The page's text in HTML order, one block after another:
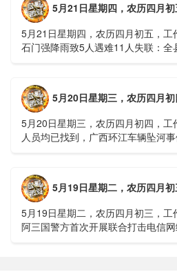
5月21日星期四，农历四月
5月21日星期四，农历四月初五，
石门强降雨致5人遇难11人失联：
5月20日星期三，农历四月
5月20日星期三，农历四月初四，
人员均已找到，广西环江车辆坠河
5月19日星期二，农历四月
5月19日星期二，农历四月初三，
阿三国警方首次开展联合打击电信